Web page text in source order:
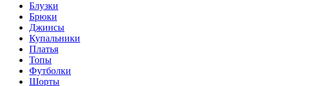
Блузки
Брюки
Джинсы
Купальники
Платья
Топы
Футболки
Шорты